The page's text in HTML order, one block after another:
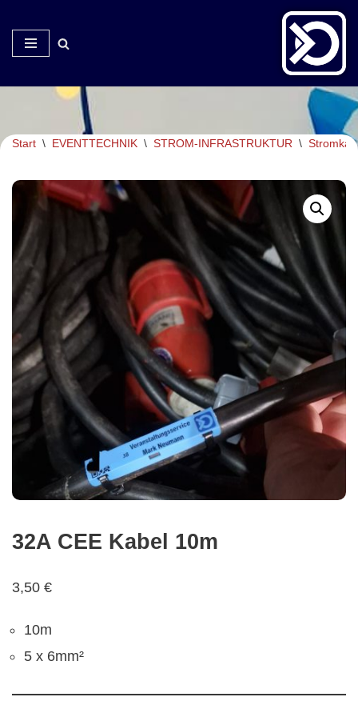
Zum
Inhalt
Start \ EVENTTECHNIK \ STROM-INFRASTRUKTUR \
32A CEE Kabel 10m
3,50 €
10m
5 x 6mm²